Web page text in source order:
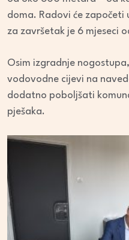
doma. Radovi će
za završetak je 6 mjeseci
Osim izgradnje
vodovodne cijevi na
dodatno poboljšati
pješaka.